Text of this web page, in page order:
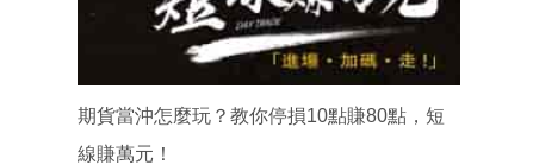
期貨當沖怎麼玩？教你停損10點賺80點，短
線賺萬元！